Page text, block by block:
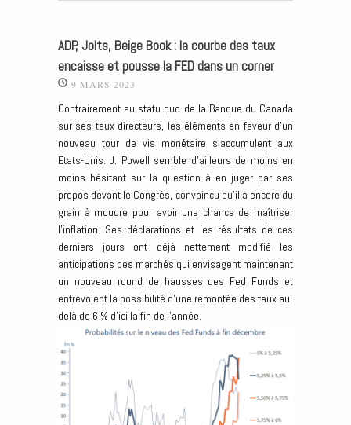
ADP, Jolts, Beige Book : la courbe des taux
encaisse et pousse la FED dans un corner
9 MARS 2023
Contrairement au statu quo de la Banque du Canada
sur ses taux directeurs, les éléments en faveur d’un
nouveau tour de vis monétaire s’accumulent aux
Etats-Unis. J. Powell semble d’ailleurs de moins en
moins hésitant sur la question à en juger par ses
propos devant le Congrès, convaincu qu’il a encore du
grain à moudre pour avoir une chance de maîtriser
l’inflation. Ses déclarations et les résultats de ces
derniers jours ont déjà nettement modifié les
anticipations des marchés qui envisagent maintenant
un nouveau round de hausses des Fed Funds et
entrevoient la possibilité d’une remontée des taux au-
delà de 6 % d’ici la fin de l’année.